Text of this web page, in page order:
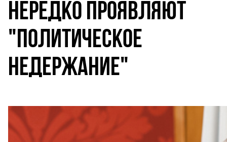
НЕРЕДКО ПРОЯВЛЯЮТ
"ПОЛИТИЧЕСКОЕ
НЕДЕРЖАНИЕ"